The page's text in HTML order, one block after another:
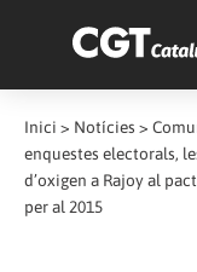
Inici > Notícies >
enquestes electorals,
d’oxigen a Rajoy al
per al 2015